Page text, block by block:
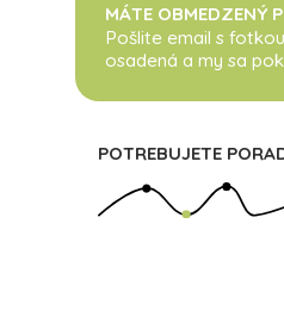
MÁTE OBMEDZENÝ
Pošlite email s
osadená a my sa
POTREBUJETE